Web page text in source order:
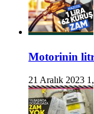
Motorinin
21 Aralık 2023